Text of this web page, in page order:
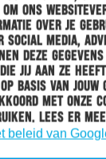
om ons
over je
social media,
deze
jij aan ze
basis van jouw
met onze
Lees er
beleid van
2021
ALS
DAG